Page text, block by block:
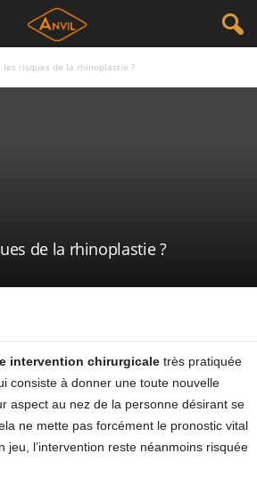
les risques de la rhinoplastie ?
de la rhinoplastie ?
intervention chirurgicale très pratiquée
consiste à donner une toute nouvelle
aspect au nez de la personne désirant se
ne mette pas forcément le pronostic vital
jeu, l’intervention reste néanmoins risquée